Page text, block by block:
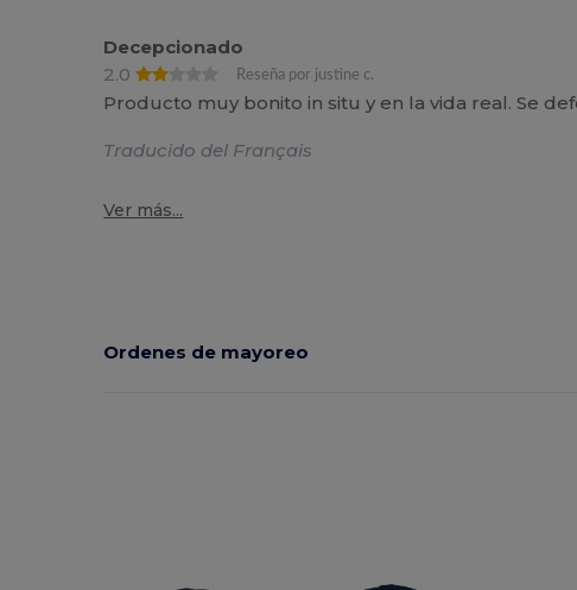
Decepcionado
2.0
Reseña por justine c.
Producto muy bonito in situ y en la vida real. Se
Traducido del Français
Ver más...
Ordenes de mayoreo